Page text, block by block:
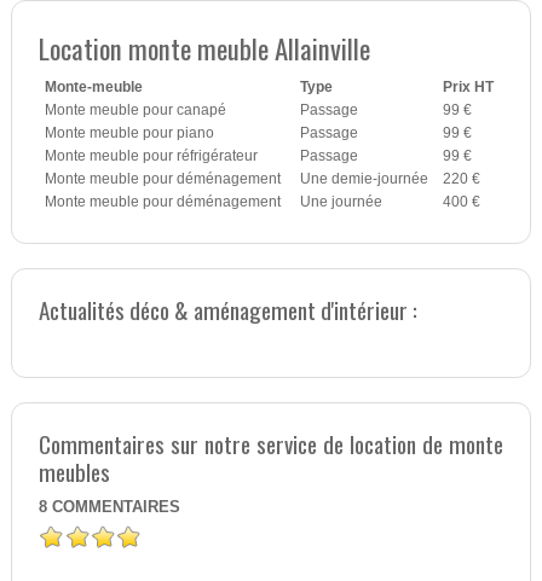
Location monte meuble Allainville
Monte-meuble Type
Prix HT
Monte meuble pour canapé
Passage
99 €
Monte meuble pour piano
Passage
99 €
Monte meuble pour réfrigérateur
Passage
99 €
Monte meuble pour déménagement
Une demie-journée
220 €
Monte meuble pour déménagement
Une journée 400 €
Actualités déco & aménagement d'intérieur :
Commentaires sur notre service de location de monte
meubles
8 COMMENTAIRES